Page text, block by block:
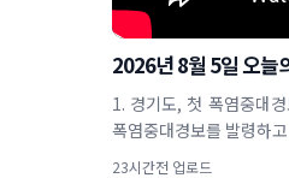
2026년 8월 5일 오늘
1. 경기도, 첫 폭염중대
폭염중대경보를 발령하
23시간전 업로드